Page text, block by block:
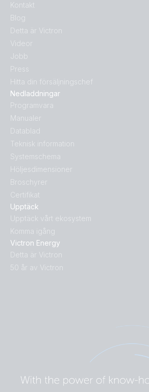
Upptäck
Upptäck vårt ekosystem
Komma igång
Victron Energy
Detta är Victron
50 år av Victron
Nedladdningar
Programvara
Manualer
Datablad
Teknisk information
Systemschema
Höljesdimensioner
Broschyrer
Certifikat
Kontakt
Blog
Detta är Victron
Videor
Jobb
Press
Hitta din försäljningschef